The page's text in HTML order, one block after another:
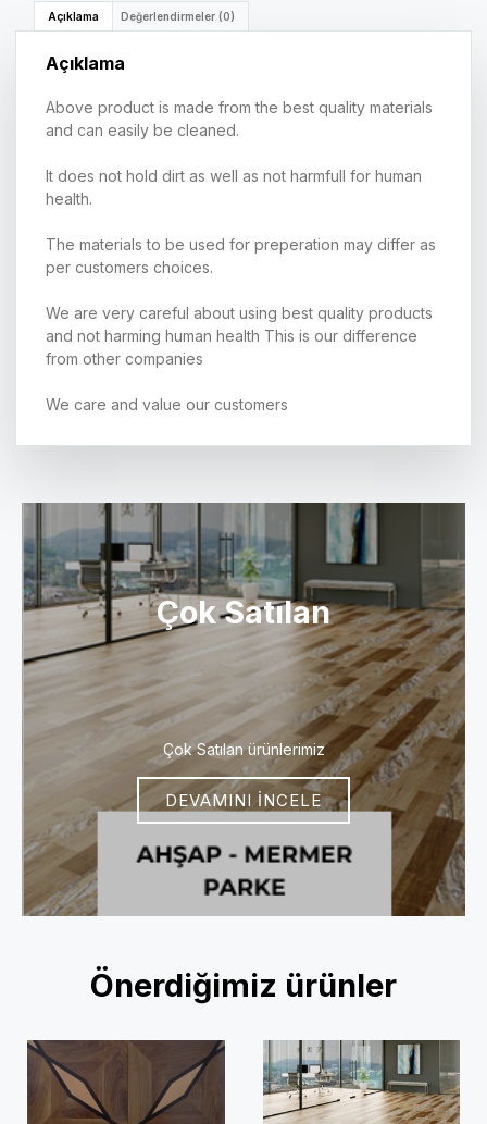
Açıklama Değerlendirmeler (0)
Açıklama
Above product is made from the best quality materials
and can easily be cleaned.
It does not hold dirt as well as not harmfull for human
health.
The materials to be used for preperation may differ as
per customers choices.
We are very careful about using best quality products
and not harming human health This is our difference
from other companies
We care and value our customers
Çok Satılan
Çok Satılan ürünlerimiz
DEVAMINI İNCELE
Önerdiğimiz ürünler